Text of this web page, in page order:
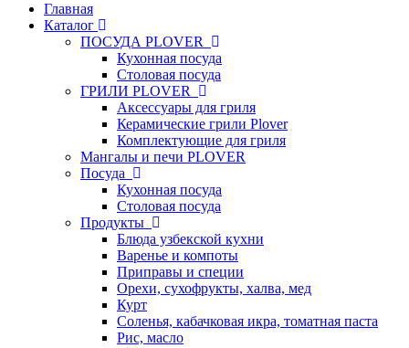
Главная
Каталог
ПОСУДА PLOVER
Кухонная посуда
Столовая посуда
ГРИЛИ PLOVER
Аксессуары для гриля
Керамические грили Plover
Комплектующие для гриля
Мангалы и печи PLOVER
Посуда
Кухонная посуда
Столовая посуда
Продукты
Блюда узбекской кухни
Варенье и компоты
Приправы и специи
Орехи, сухофрукты, халва, мед
Курт
Соленья, кабачковая икра, томатная паста
Рис, масло